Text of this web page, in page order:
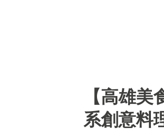
【高雄
系創意料